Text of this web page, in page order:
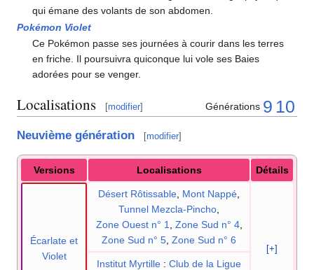
qui émane des volants de son abdomen.
Pokémon Violet
Ce Pokémon passe ses journées à courir dans les terres
en friche. Il poursuivra quiconque lui vole ses Baies
adorées pour se venger.
Localisations [modifier] Générations 9 10
Neuvième génération [modifier]
Versions Localisations Détails
Écarlate et
Violet
Désert Rôtissable Mont Nappé
Tunnel Mezcla-Pincho
Zone Ouest n° 1
Zone Sud n° 4,
Zone Sud n° 5 Zone Sud n° 6
[+]
Institut Myrtille : Club de la Ligue